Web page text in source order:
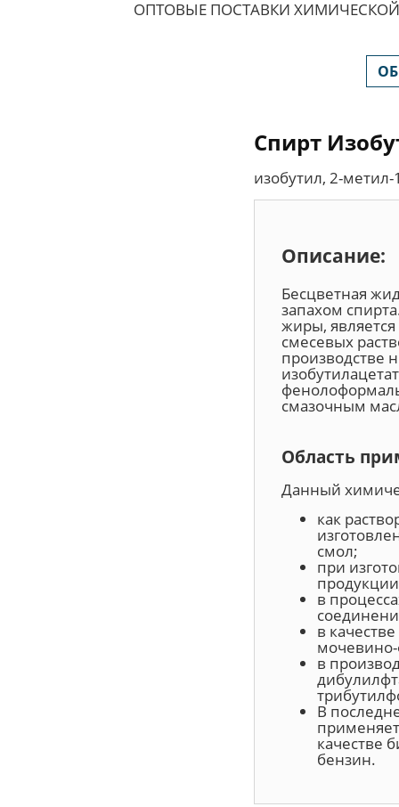
ОПТОВЫЕ ПОСТАВКИ
Cпирт
изобутил, 2-
Описание:
Бесцветная
запахом
жиры,
смесевых
производстве
смазочным
Область
Данный
как
смол;
при
в
в
в
В
качестве
бензин.